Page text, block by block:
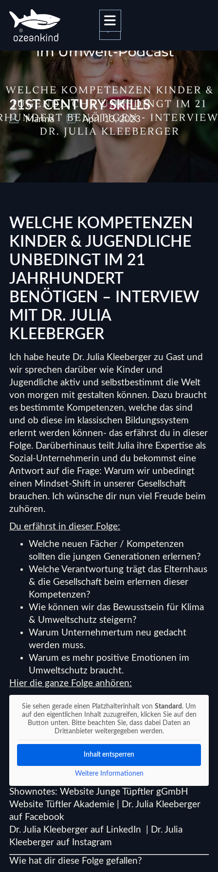
0
21ST CENTURY SKILLS
Marina April 13, 2023
WELCHE KOMPETENZEN
KINDER & JUGENDLICHE
UNBEDINGT IM 21
JAHRHUNDERT
BENÖTIGEN – INTERVIEW
MIT DR. JULIA
KLEEBERGER
Ich habe heute Dr. Julia Kleeberger zu Gast und
wir sprechen darüber wie Kinder und
Jugendliche aktiv und selbstbestimmt die Welt
von morgen mit gestalten können. Dazu braucht
es bestimmte Kompetenzen, welche das sind
und ob diese im klassischen Bildungssystem
erlernt werden können- das erfährst du in dieser
Folge. Darüberhinaus teilt Julia ihre Expertise als
Sozial-Unternehmerin und du bekommst eine
Antwort auf die Frage: Warum wir unbedingt
einen Mindset-Shift in unserer Gesellschaft
brauchen. Ich wünsche dir nun viel Freude beim
zuhören.
Du erfährst in dieser Folge:
Welche neuen Fächer / Kompetenzen
sollten die jungen Generationen erlernen?
Welche Verantwortung trägt das Elternhaus
& die Gesellschaft beim erlernen dieser
Kompetenzen?
Wie können wir das Bewusstsein für Klima
& Umweltschutz steigern?
Warum Unternehmertum neu gedacht
werden muss.
Warum es mehr positive Emotionen im
Umweltschutz braucht.
Hier die ganze Folge anhören:
Sie sehen gerade einen Platzhalterinhalt von Standard . Um
auf den eigentlichen Inhalt zuzugreifen, klicken Sie auf den
Button unten. Bitte beachten Sie, dass dabei Daten an
Drittanbieter weitergegeben werden.
Inhalt entsperren
Weitere Informationen
Shownotes: Website Junge Tüpftler gGmbH
Website Tüftler Akademie
| Dr. Julia Kleeberger
auf Facebook
Dr. Julia Kleeberger auf LinkedIn |
Dr. Julia
Kleeberger auf Instagram
Wie hat dir diese Folge gefallen?